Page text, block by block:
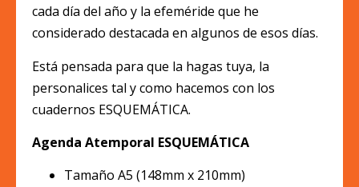
cada día del año y la efeméride que he
considerado destacada en algunos de esos días.
Está pensada para que la hagas tuya, la
personalices tal y como hacemos con los
cuadernos ESQUEMÁTICA.
Agenda Atemporal ESQUEMÁTICA
Tamaño A5 (148mm x 210mm)